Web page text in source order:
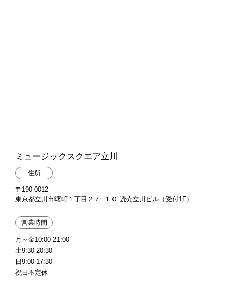
ミュージックスクエア立川
住所
〒190-0012
東京都立川市曙町１丁目２７−１０ 読売立川ビル（受付1F）
営業時間
月～金10:00-21:00
土9:30-20:30
日9:00-17:30
祝日不定休